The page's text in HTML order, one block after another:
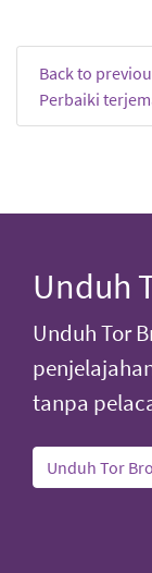
Back to
Perbaiki
Unduh
Unduh Tor
tanpa
Unduh Tor